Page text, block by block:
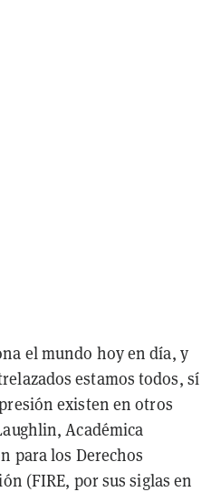
el mundo hoy en día, y
estamos todos, sí
existen en otros
Académica
para los Derechos
(FIRE, por sus siglas en